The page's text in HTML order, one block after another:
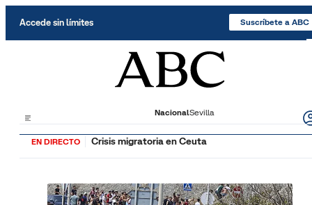
Accede sin límites Suscríbete a ABC
NacionalSevilla
EN DIRECTO Crisis migratoria en Ceuta